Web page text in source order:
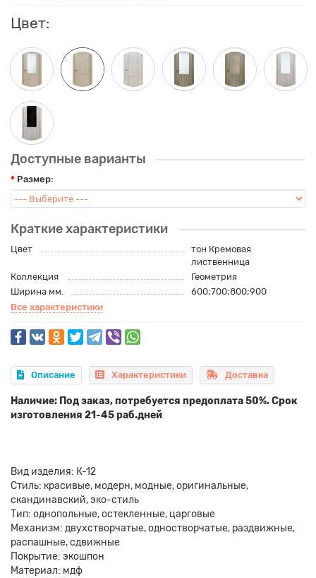
Цвет:
Доступные варианты
Размер:
Краткие характеристики
Цвет
тон Кремовая
лиственница
Коллекция
Геометрия
Ширина мм.
600;700;800;900
Все характеристики
Описание Характеристики Доставка
Наличие: Под заказ, потребуется предоплата 50%. Срок
изготовления 21-45 раб.дней
Вид изделия: К-12
Стиль: красивые, модерн, модные, оригинальные,
скандинавский, эко-стиль
Тип: однопольные, остекленные, царговые
Механизм: двухстворчатые, одностворчатые, раздвижные,
распашные, сдвижные
Покрытие: экошпон
Материал: мдф